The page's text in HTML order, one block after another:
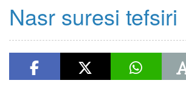
Nasr suresi tefsiri